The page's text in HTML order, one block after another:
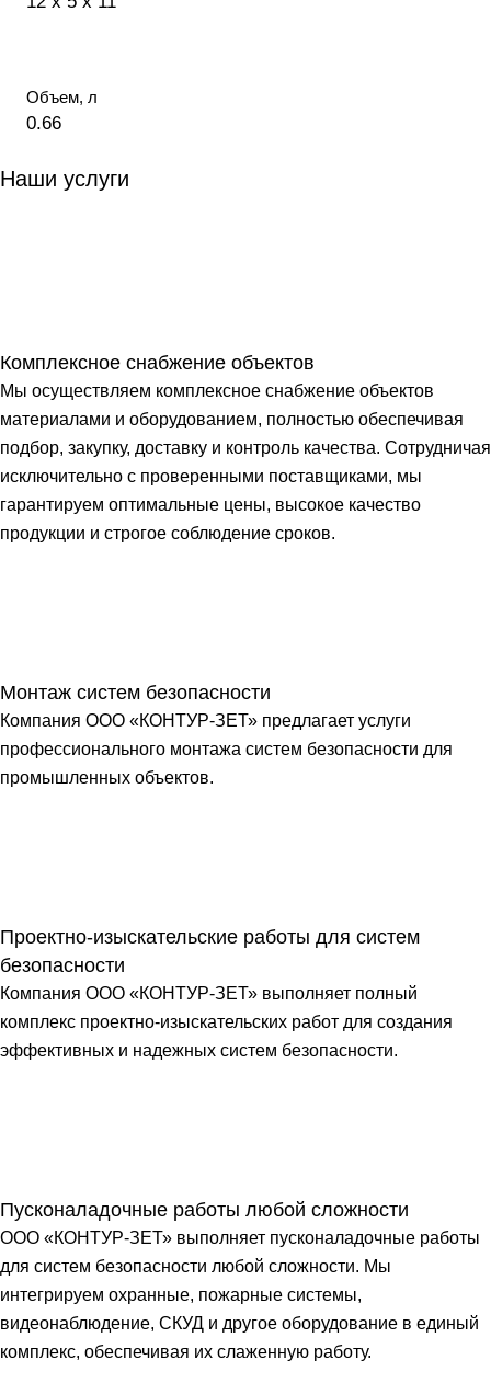
Объем, л
0.66
Наши услуги
Комплексное снабжение объектов
Мы осуществляем комплексное снабжение объектов
материалами и оборудованием, полностью обеспечивая
подбор, закупку, доставку и контроль качества. Сотрудничая
исключительно с проверенными поставщиками, мы
гарантируем оптимальные цены, высокое качество
продукции и строгое соблюдение сроков.
Монтаж систем безопасности
Компания ООО «КОНТУР-ЗЕТ» предлагает услуги
профессионального монтажа систем безопасности для
промышленных объектов.
Проектно-изыскательские работы для систем
безопасности
Компания ООО «КОНТУР-ЗЕТ» выполняет полный
комплекс проектно-изыскательских работ для создания
эффективных и надежных систем безопасности.
Пусконаладочные работы любой сложности
ООО «КОНТУР-ЗЕТ» выполняет пусконаладочные работы
для систем безопасности любой сложности. Мы
интегрируем охранные, пожарные системы,
видеонаблюдение, СКУД и другое оборудование в единый
комплекс, обеспечивая их слаженную работу.